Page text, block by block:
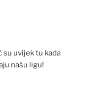
su uvijek tu kada
našu ligu!